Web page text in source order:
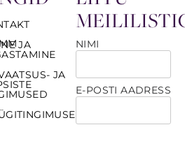
JA
JA
NIMI
E-POSTI AADRESS